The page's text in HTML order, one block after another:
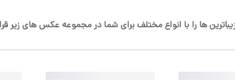
ها را با انواع مختلف برای شما در مجموعه عکس های زیر